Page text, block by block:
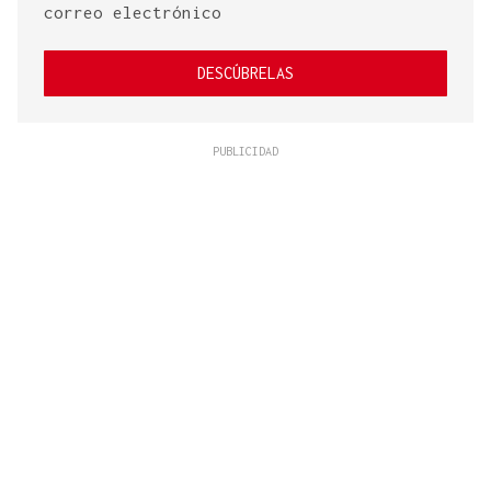
correo electrónico
DESCÚBRELAS